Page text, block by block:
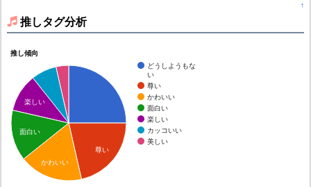
↑
推しタグ分析
推し傾向
どうしようもな
い
尊い
かわいい
面白い
楽しい
カッコいい
美しい
尊い
楽しい
面白い
かわいい